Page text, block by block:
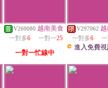
V260080 越南美食
一對多6 一對一25
一對一忙線中
V297062
一對多6
進入免費